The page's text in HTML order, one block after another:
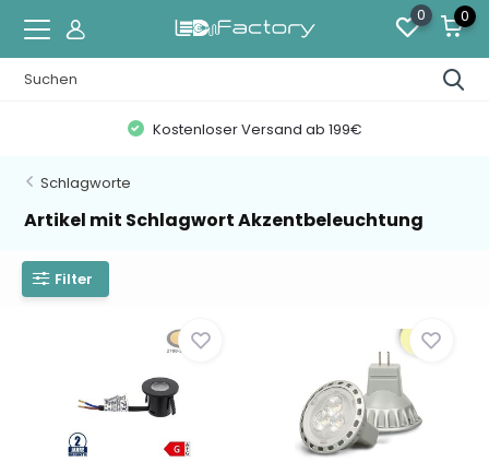
0 0
Kostenloser Versand ab 199€
Schlagworte
Artikel mit Schlagwort Akzentbeleuchtung
Filter